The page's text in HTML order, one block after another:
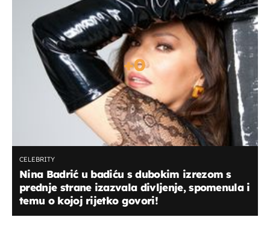
+0
CELEBRITY
Nina Badrić u badiću s dubokim izrezom s
prednje strane izazvala divljenje, spomenula i
temu o kojoj rijetko govori!